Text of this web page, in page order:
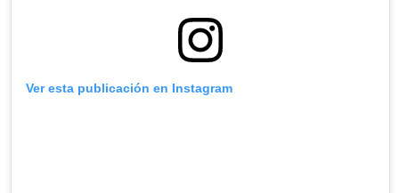
Ver esta publicación en Instagram